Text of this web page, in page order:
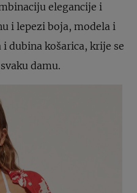
elegancije i
i lepezi boja, modela i
dubina košarica, krije se
damu.